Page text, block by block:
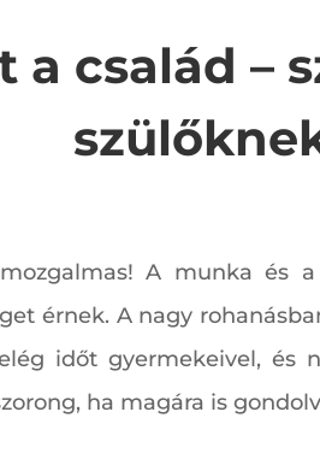
a család –
A munka és
érnek. A nagy
időt gyermekeivel, és
ha magára is